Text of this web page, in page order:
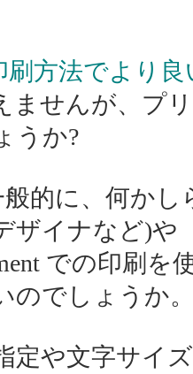
刷方法でより
ませんが、プ
うか?
的に、何かし
ザイナなど)や
での印刷
のでしょうか
定や文字サイ